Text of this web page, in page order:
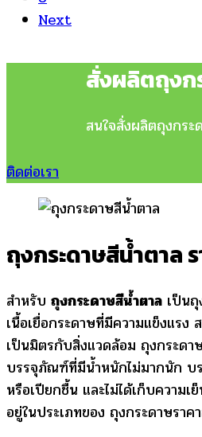
Next
สั่งผลิตถุงก
สนใจสั่งผลิตถุงกร
ติดต่อเรา
ถุงกระดาษสีน้ำตาล
สำหรับ ถุงกระดาษสีน้ำตาล เป็น
เนื้อเยื่อกระดาษที่มีความแข็งแรง
เป็นมิตรกับสิ่งแวดล้อม ถุงกระดา
บรรจุภัณฑ์ที่มีน้ำหนักไม่มากนัก บ
หรือเปียกชื้น และไม่ได้เก็บความเ
อยู่ในประเภทของ ถุงกระดาษราค